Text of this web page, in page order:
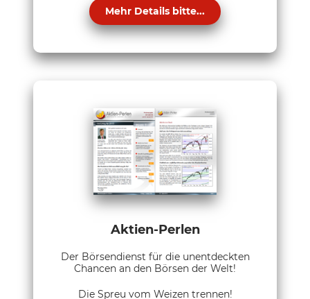
Mehr Details bitte...
Aktien-Perlen
Der Börsendienst für die unentdeckten
Chancen an den Börsen der Welt!
Die Spreu vom Weizen trennen!